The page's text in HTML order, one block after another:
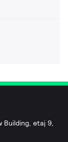
Building, etaj 9,